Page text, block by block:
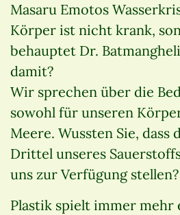
Masaru Emotos
Körper ist nicht krank,
behauptet Dr.
damit?
Wir sprechen über die
sowohl für unseren
Meere. Wussten Sie, dass
Drittel unseres
uns zur Verfügung stellen?
Plastik spielt immer mehr